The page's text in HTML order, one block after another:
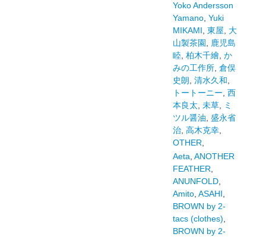
Yoko Andersson
Yamano, Yuki
MIKAMI 東屋
大
山製茶園
鹿児島
睦, 柏木千繪, か
みの工作所, 倉俣
史朗 清水久和
トートーニー 西
本良太 未草,
ミ
ツル醤油 盛永省
治, 高木克幸,
OTHER
Aeta ANOTHER
FEATHER
ANUNFOLD,
Amito, ASAHI
BROWN by 2-
tacs (clothes)
BROWN by 2-